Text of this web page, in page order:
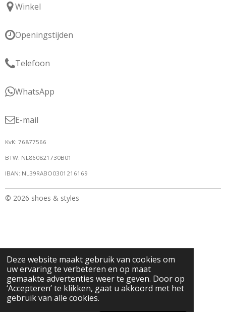
Deze website maakt gebruik van cookies om
uw ervaring te verbeteren en op maat
gemaakte advertenties weer te geven. Door op
‘Accepteren’ te klikken, gaat u akkoord met het
gebruik van alle cookies.
Winkel
Openingstijden
Telefoon
WhatsApp
E-mail
KvK: 76877566
BTW: NL860821730B01
IBAN: NL39RABO0301216169
© 2026 shoes & styles